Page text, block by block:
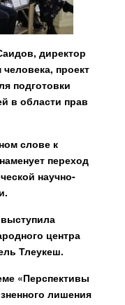
, директор
проект
подготовки
в области прав
слове к
переход
научно-
центра
Тлеукеш.
«Перспективы
лишения